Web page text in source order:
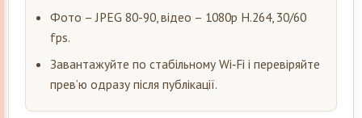
Фото – JPEG 80-90, відео – 1080p H.264, 30/60
fps.
Завантажуйте по стабільному Wi‑Fi і перевіряйте
прев’ю одразу після публікації.